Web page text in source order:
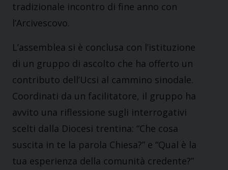
tradizionale incontro di fine anno con
l’Arcivescovo.
L’assemblea si è conclusa con l’istituzione
di un gruppo di ascolto che ha offerto un
contributo dell’Ucsi al cammino sinodale.
Coordinati da un facilitatore, il gruppo ha
avvito una riflessione sugli interrogativi
scelti dalla Diocesi trentina: “Che cosa
suscita in te la parola Chiesa?” e “Qual è la
tua esperienza della comunità credente?”